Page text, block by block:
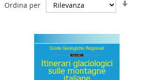
Ordina per